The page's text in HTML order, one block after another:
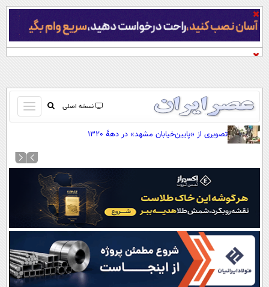
نسخه اصلی
باز
و
کردن
منو
صفحه اول
نظرسنجی
آب و هوا
سواد زندگی
سیاسی
تصویری از «پایین‌خیابان مشهد» در دهۀ 1320